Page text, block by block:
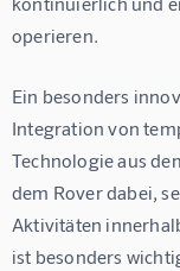
operieren.
Ein besonders
Integration von
Technologie aus
dem Rover dabei,
Aktivitäten
ist besonders